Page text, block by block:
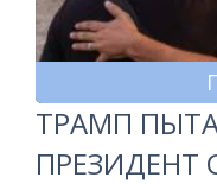
ТРАМП